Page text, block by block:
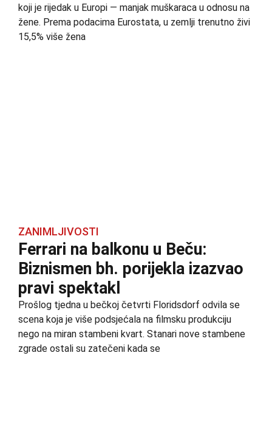
koji je rijedak u Europi — manjak muškaraca u odnosu na
žene. Prema podacima Eurostata, u zemlji trenutno živi
15,5% više žena
ZANIMLJIVOSTI
Ferrari na balkonu u Beču:
Biznismen bh. porijekla izazvao
pravi spektakl
Prošlog tjedna u bečkoj četvrti Floridsdorf odvila se
scena koja je više podsjećala na filmsku produkciju
nego na miran stambeni kvart. Stanari nove stambene
zgrade ostali su zatečeni kada se